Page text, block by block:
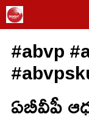
Skip
to
content
#abvp
ఏబీవీపీ